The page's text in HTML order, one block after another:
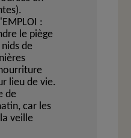
:
le piège
de
lieu de vie.
de
car les
veille